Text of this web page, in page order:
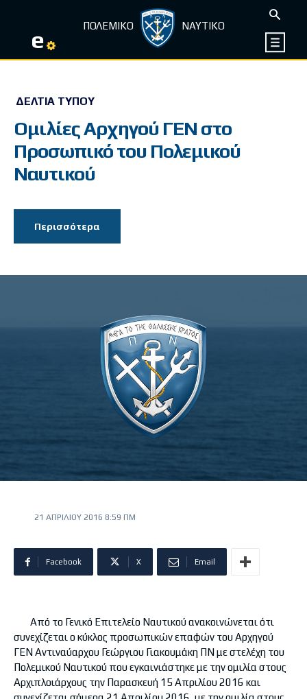
e ΠΟΛΕΜΙΚΟ ΝΑΥΤΙΚΟ
ΔΕΛΤΊΑ ΤΎΠΟΥ
Ομιλίες Αρχηγού ΓΕΝ στο
Προσωπικό του Πολεμικού
Ναυτικού
Περισσότερα
21 ΑΠΡΙΛΊΟΥ 2016 8:59 ΠΜ
Facebook X Email
Από το Γενικό Επιτελείο Ναυτικού ανακοινώνεται ότι
συνεχίζεται ο κύκλος προσωπικών επαφών του Αρχηγού
ΓΕΝ Αντιναύαρχου Γεώργιου Γιακουμάκη ΠΝ με στελέχη του
Πολεμικού Ναυτικού που εγκαινιάστηκε με την ομιλία στους
Αρχιπλοιάρχους την Παρασκευή 15 Απριλίου 2016 και